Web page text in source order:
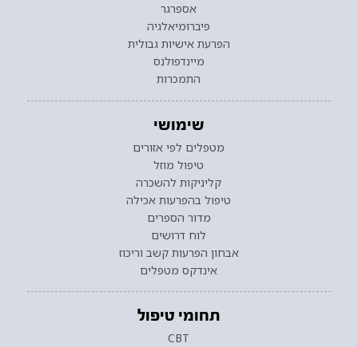
אספרגר
פיברומיאלגיה
הפרעת אישיות גבולית
מיינדפולנס
התמכרות
שימושי
מטפלים לפי אזורים
טיפול מוזל
קליניקות להשכרה
טיפול בהפרעות אכילה
מדור הספרים
לוח דרושים
אבחון הפרעות קשב וריכוז
אינדקס מטפלים
תחומי טיפול
CBT